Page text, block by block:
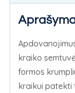
kraiko
formos
kraikui patekti